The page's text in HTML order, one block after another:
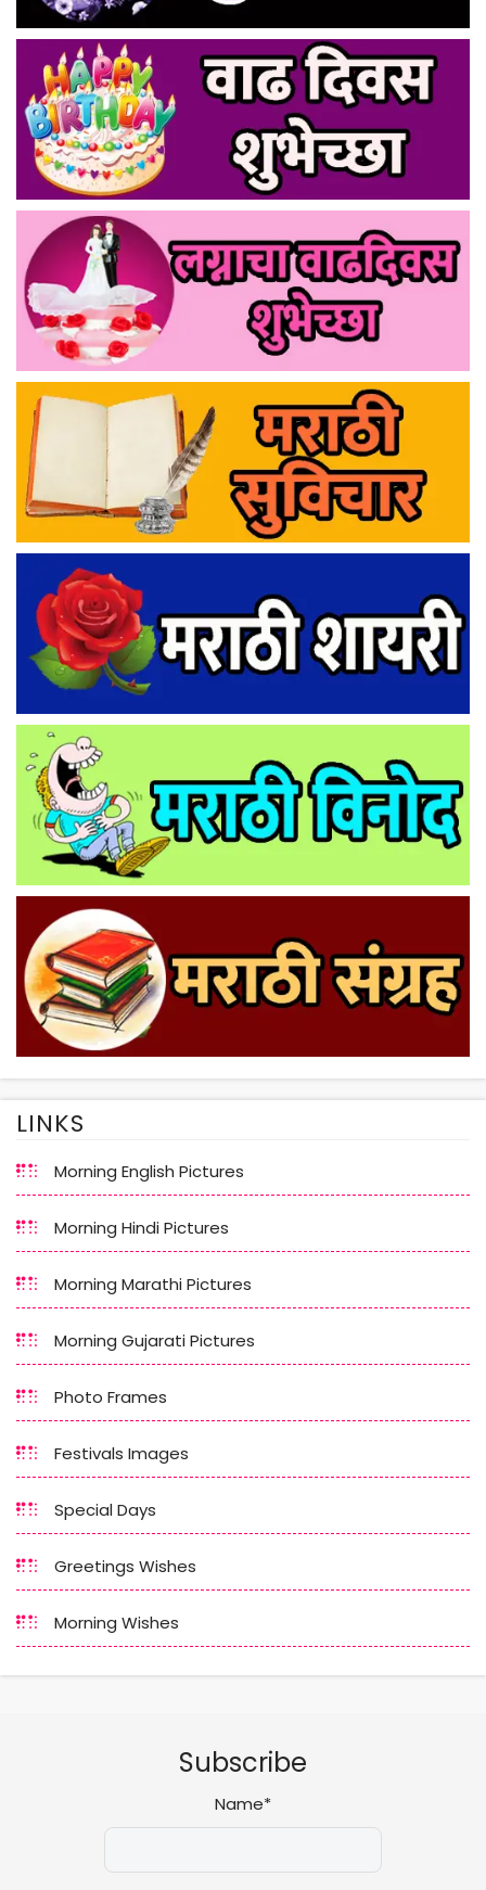
LINKS
Morning English Pictures
Morning Hindi Pictures
Morning Marathi Pictures
Morning Gujarati Pictures
Photo Frames
Festivals Images
Special Days
Greetings Wishes
Morning Wishes
Subscribe
Name*